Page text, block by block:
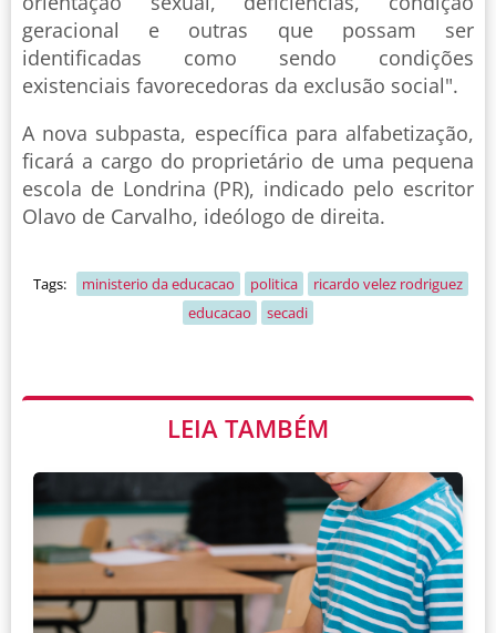
geracional e outras que possam ser
identificadas como sendo condições
existenciais favorecedoras da exclusão social".
A nova subpasta, específica para alfabetização,
ficará a cargo do proprietário de uma pequena
escola de Londrina (PR), indicado pelo escritor
Olavo de Carvalho, ideólogo de direita.
Tags: ministerio da educacao politica
ricardo velez rodriguez
educacao
secadi
LEIA TAMBÉM